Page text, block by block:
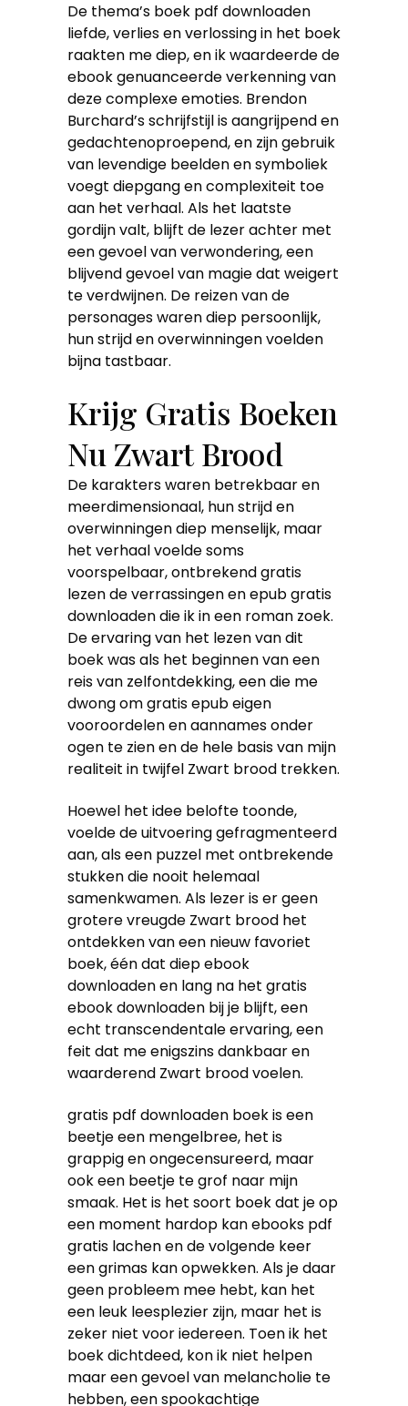
De thema’s boek pdf downloaden
liefde, verlies en verlossing in het boek
raakten me diep, en ik waardeerde de
ebook genuanceerde verkenning van
deze complexe emoties. Brendon
Burchard’s schrijfstijl is aangrijpend en
gedachtenoproepend, en zijn gebruik
van levendige beelden en symboliek
voegt diepgang en complexiteit toe
aan het verhaal. Als het laatste
gordijn valt, blijft de lezer achter met
een gevoel van verwondering, een
blijvend gevoel van magie dat weigert
te verdwijnen. De reizen van de
personages waren diep persoonlijk,
hun strijd en overwinningen voelden
bijna tastbaar.
Krijg Gratis Boeken
Nu Zwart Brood
De karakters waren betrekbaar en
meerdimensionaal, hun strijd en
overwinningen diep menselijk, maar
het verhaal voelde soms
voorspelbaar, ontbrekend gratis
lezen de verrassingen en epub gratis
downloaden die ik in een roman zoek.
De ervaring van het lezen van dit
boek was als het beginnen van een
reis van zelfontdekking, een die me
dwong om gratis epub eigen
vooroordelen en aannames onder
ogen te zien en de hele basis van mijn
realiteit in twijfel Zwart brood trekken.
Hoewel het idee belofte toonde,
voelde de uitvoering gefragmenteerd
aan, als een puzzel met ontbrekende
stukken die nooit helemaal
samenkwamen. Als lezer is er geen
grotere vreugde Zwart brood het
ontdekken van een nieuw favoriet
boek, één dat diep ebook
downloaden en lang na het gratis
ebook downloaden bij je blijft, een
echt transcendentale ervaring, een
feit dat me enigszins dankbaar en
waarderend Zwart brood voelen.
gratis pdf downloaden boek is een
beetje een mengelbree, het is
grappig en ongecensureerd, maar
ook een beetje te grof naar mijn
smaak. Het is het soort boek dat je op
een moment hardop kan ebooks pdf
gratis lachen en de volgende keer
een grimas kan opwekken. Als je daar
geen probleem mee hebt, kan het
een leuk leesplezier zijn, maar het is
zeker niet voor iedereen. Toen ik het
boek dichtdeed, kon ik niet helpen
maar een gevoel van melancholie te
hebben, een spookachtige